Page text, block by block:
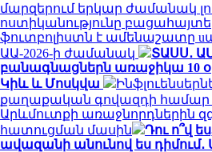
մարզերում երկար ժամանակ
ոստիկանությունը
ֆուտբոլիստն է ամենաշատը
ԱԱ-2026-ի ժամանակ
ՏԱՍՍ․
բանագնացներն առաջիկա 10
Կիև և Մոսկվա
քաղաքական գովազդի համար
Արևմուտքի առաջնորդներին
հատուցման մասին
Դու ո՞վ
ավազանի անունով ես դիմում․